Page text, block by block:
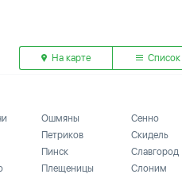
На карте Список
Ошмяны
Петриков
Пинск
Плещеницы
Сенно
Скидель
Славгород
Слоним